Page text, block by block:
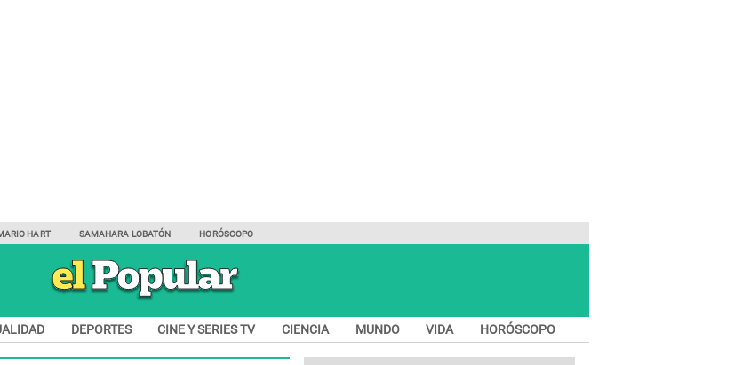
HART SAMAHARA LOBATÓN HORÓSCOPO
DEPORTES CINE Y SERIES TV CIENCIA MUNDO VIDA HORÓSCOPO